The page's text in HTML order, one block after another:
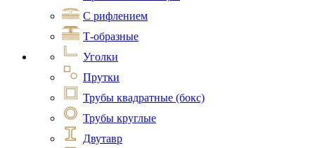
С рифлением
Т-образные
Уголки
Прутки
Трубы квадратные (бокс)
Трубы круглые
Двутавр